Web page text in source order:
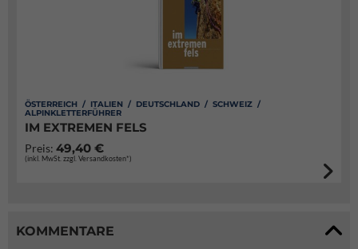
ÖSTERREICH / ITALIEN / DEUTSCHLAND / SCHWEIZ /
ALPINKLETTERFÜHRER
IM EXTREMEN FELS
Preis: 49,40 €
(inkl. MwSt. zzgl. Versandkosten*)
KOMMENTARE